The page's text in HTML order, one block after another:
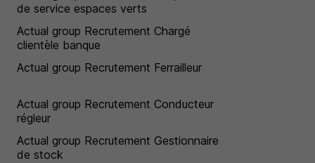
de service espaces verts
Actual group Recrutement Chargé
clientèle banque
Actual group Recrutement Ferrailleur
Actual group Recrutement Conducteur
régleur
Actual group Recrutement Gestionnaire
de stock